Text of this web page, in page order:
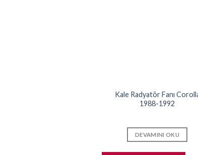
Kale Radyatör Fanı
1988-1992
DEVAMINI OKU